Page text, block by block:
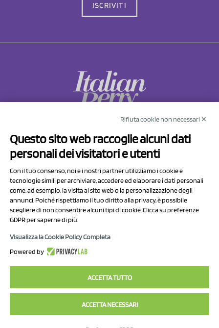
ISCRIVITI
Via Prov.le Sassuolo Vignola 315/1
41057 Spilamberto (MO)
P.I/C.F. 01041460369
REA: MO 208553
Capitale sociale Euro 50.000,00 i.v.
Rifiuta cookie non necessari ✕
Questo sito web raccoglie alcuni dati
personali dei visitatori e utenti
Con il tuo consenso, noi e i nostri partner utilizziamo i cookie e
tecnologie simili per archiviare, accedere ed elaborare i dati personali
come, ad esempio, la visita al sito web o la personalizzazione degli
annunci. Poiché rispettiamo il tuo diritto alla privacy, è possibile
scegliere di non consentire alcuni tipi di cookie. Clicca su preferenze
GDPR per saperne di più.
Visualizza la Cookie Policy Completa
Powered by
ACCETTA TUTTO
ACCETTA NECESSARI